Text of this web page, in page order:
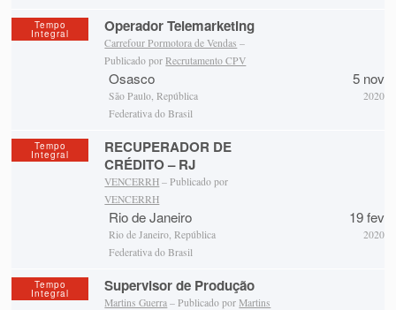
Tempo
Integral Operador Telemarketing
Carrefour Pormotora de Vendas –
Publicado porRecrutamento CPV
Osasco
São Paulo, República
Federativa do Brasil
5 nov
2020
Tempo
Integral
RECUPERADOR DE
CRÉDITO – RJ
VENCERRH – Publicado por
VENCERRH
Rio de Janeiro
Rio de Janeiro, República
Federativa do Brasil
19 fev
2020
Tempo
Integral Supervisor de Produção
Martins Guerra – Publicado porMartins